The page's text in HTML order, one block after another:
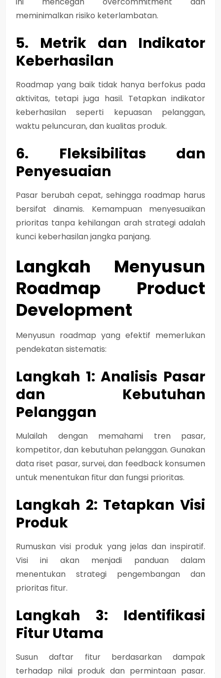
meminimalkan risiko keterlambatan.
5. Metrik dan Indikator
Keberhasilan
Roadmap yang baik tidak hanya berfokus pada
aktivitas, tetapi juga hasil. Tetapkan indikator
keberhasilan seperti kepuasan pelanggan,
waktu peluncuran, dan kualitas produk.
6. Fleksibilitas dan
Penyesuaian
Pasar berubah cepat, sehingga roadmap harus
bersifat dinamis. Kemampuan menyesuaikan
prioritas tanpa kehilangan arah strategi adalah
kunci keberhasilan jangka panjang.
Langkah Menyusun
Roadmap Product
Development
Menyusun roadmap yang efektif memerlukan
pendekatan sistematis:
Langkah 1: Analisis Pasar
dan Kebutuhan
Pelanggan
Mulailah dengan memahami tren pasar,
kompetitor, dan kebutuhan pelanggan. Gunakan
data riset pasar, survei, dan feedback konsumen
untuk menentukan fitur dan fungsi prioritas.
Langkah 2: Tetapkan Visi
Produk
Rumuskan visi produk yang jelas dan inspiratif.
Visi ini akan menjadi panduan dalam
menentukan strategi pengembangan dan
prioritas fitur.
Langkah 3: Identifikasi
Fitur Utama
Susun daftar fitur berdasarkan dampak
terhadap nilai produk dan permintaan pasar.